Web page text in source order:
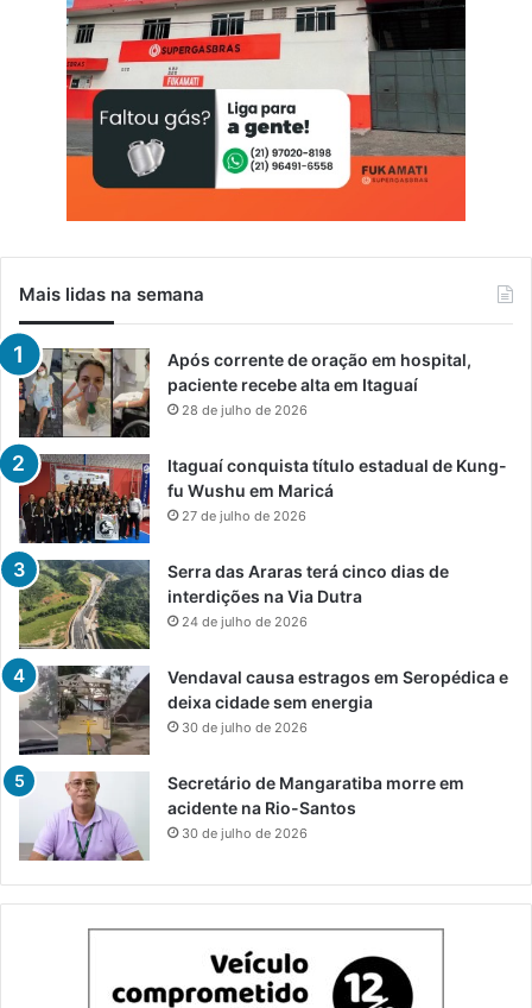
Mais lidas na semana
Após corrente de oração em hospital,
paciente recebe alta em Itaguaí
28 de julho de 2026
Itaguaí conquista título estadual de Kung-
fu Wushu em Maricá
27 de julho de 2026
Serra das Araras terá cinco dias de
interdições na Via Dutra
24 de julho de 2026
Vendaval causa estragos em Seropédica e
deixa cidade sem energia
30 de julho de 2026
Secretário de Mangaratiba morre em
acidente na Rio-Santos
30 de julho de 2026